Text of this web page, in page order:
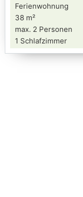
Ferienwohnung
38 m²
max. 2 Personen
1 Schlafzimmer